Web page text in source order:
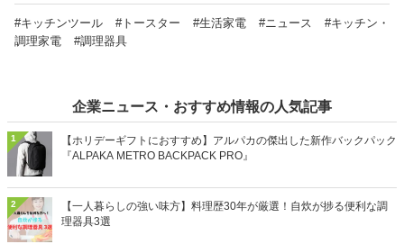
#キッチンツール #トースター #生活家電 #ニュース
#キッチン・
調理家電
#調理器具
企業ニュース・おすすめ情報の人気記事
1
【ホリデーギフトにおすすめ】アルパカの傑出した新作バックパック
『ALPAKA METRO BACKPACK PRO』
2
【一人暮らしの強い味方】料理歴30年が厳選！自炊が捗る便利な調
理器具3選